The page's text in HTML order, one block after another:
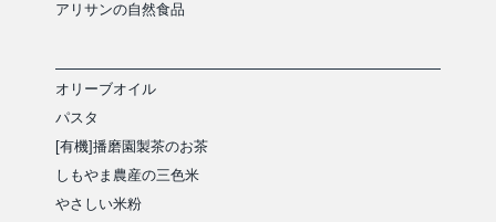
アリサンの自然食品
オリーブオイル
パスタ
[有機]播磨園製茶のお茶
しもやま農産の三色米
やさしい米粉